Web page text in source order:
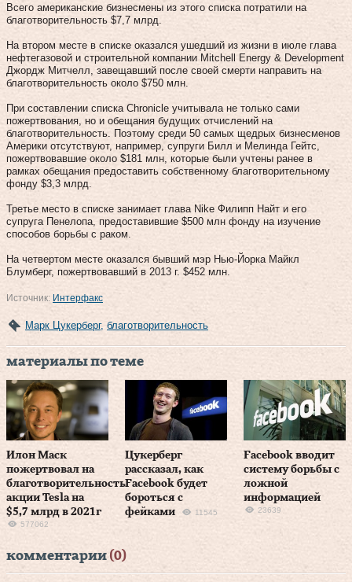
Всего американские бизнесмены из этого списка потратили на
благотворительность $7,7 млрд.
На втором месте в списке оказался ушедший из жизни в июле глава
нефтегазовой и строительной компании Mitchell Energy & Development
Джордж Митчелл, завещавший после своей смерти направить на
благотворительность около $750 млн.
При составлении списка Chronicle учитывала не только сами
пожертвования, но и обещания будущих отчислений на
благотворительность. Поэтому среди 50 самых щедрых бизнесменов
Америки отсутствуют, например, супруги Билл и Мелинда Гейтс,
пожертвовавшие около $181 млн, которые были учтены ранее в
рамках обещания предоставить собственному благотворительному
фонду $3,3 млрд.
Третье место в списке занимает глава Nike Филипп Найт и его
супруга Пенелопа, предоставившие $500 млн фонду на изучение
способов борьбы с раком.
На четвертом месте оказался бывший мэр Нью-Йорка Майкл
Блумберг, пожертвовавший в 2013 г. $452 млн.
Источник: Интерфакс
Марк Цукерберг, благотворительность
материалы по теме
Илон Маск
пожертвовал на
благотворительность
акции Tesla на
$5,7 млрд в 2021г
577062
Цукерберг
рассказал, как
Facebook будет
бороться с
фейками
11545
Facebook вводит
систему борьбы с
ложной
информацией
23639
комментарии (0)